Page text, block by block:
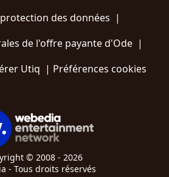
des données |
de l'offre payante d'Ode |
Utiq | Préférences cookies
© 2008 - 2026
- Tous droits réservés